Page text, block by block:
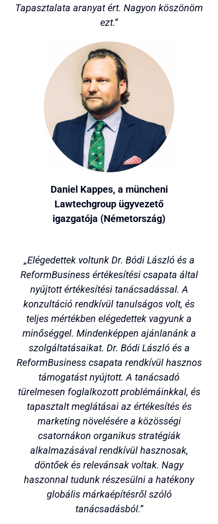
Tapasztalata aranyat ért. Nagyon köszönöm
ezt.”
Daniel Kappes, a müncheni
Lawtechgroup ügyvezető
igazgatója (Németország)
„Elégedettek voltunk Dr. Bódi László és a
ReformBusiness értékesítési csapata által
nyújtott értékesítési tanácsadással. A
konzultáció rendkívül tanulságos volt, és
teljes mértékben elégedettek vagyunk a
minőséggel. Mindenképpen ajánlanánk a
szolgáltatásaikat. Dr. Bódi László és a
ReformBusiness csapata rendkívül hasznos
támogatást nyújtott. A tanácsadó
türelmesen foglalkozott problémáinkkal, és
tapasztalt meglátásai az értékesítés és
marketing növelésére a közösségi
csatornákon organikus stratégiák
alkalmazásával rendkívül hasznosak,
döntőek és relevánsak voltak. Nagy
haszonnal tudunk részesülni a hatékony
globális márkaépítésről szóló
tanácsadásból.”